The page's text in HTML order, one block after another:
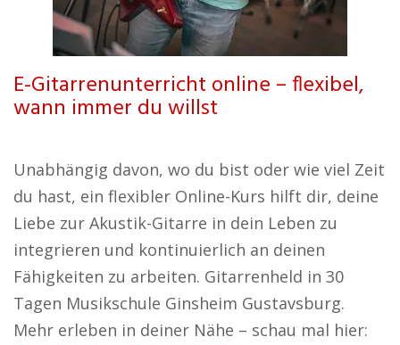
E-Gitarrenunterricht online – flexibel,
wann immer du willst
Unabhängig davon, wo du bist oder wie viel Zeit
du hast, ein flexibler Online-Kurs hilft dir, deine
Liebe zur Akustik-Gitarre in dein Leben zu
integrieren und kontinuierlich an deinen
Fähigkeiten zu arbeiten. Gitarrenheld in 30
Tagen Musikschule Ginsheim Gustavsburg.
Mehr erleben in deiner Nähe – schau mal hier: